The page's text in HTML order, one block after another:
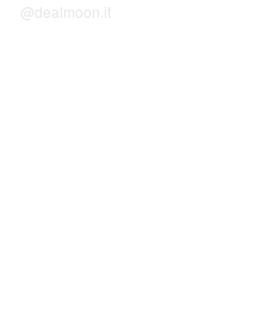
@dealmoon.it